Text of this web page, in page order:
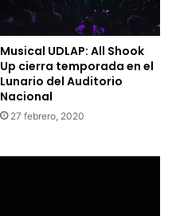
Musical UDLAP: All Shook
Up cierra temporada en el
Lunario del Auditorio
Nacional
27 febrero, 2020